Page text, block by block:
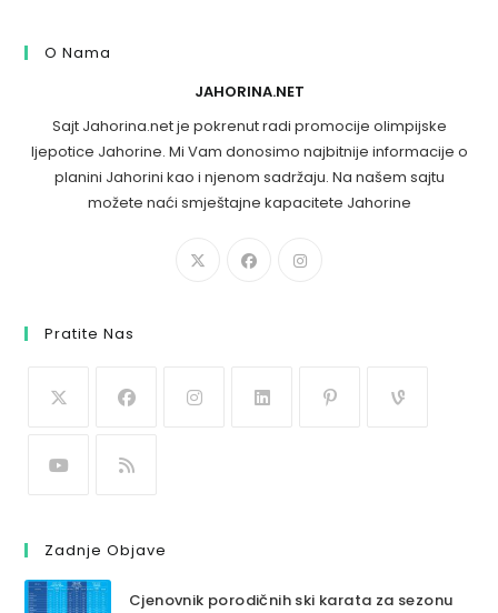
O Nama
JAHORINA.NET
Sajt Jahorina.net je pokrenut radi promocije olimpijske
ljepotice Jahorine. Mi Vam donosimo najbitnije informacije o
planini Jahorini kao i njenom sadržaju. Na našem sajtu
možete naći smještajne kapacitete Jahorine
Pratite Nas
Zadnje Objave
Cjenovnik porodičnih ski karata za sezonu